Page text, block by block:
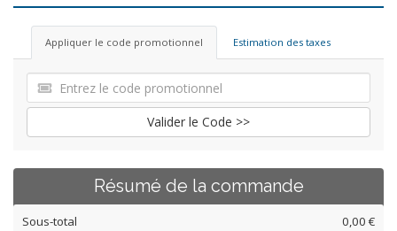
Appliquer le code promotionnel Estimation des taxes
Valider le Code >>
Résumé de la commande
Sous-total 0,00 €